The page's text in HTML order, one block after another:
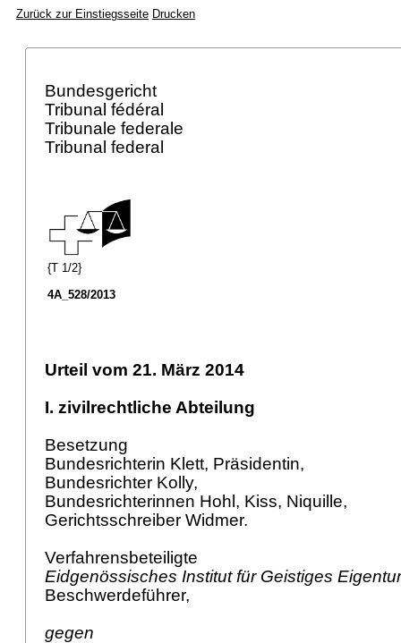
Zurück zur Einstiegsseite Drucken
Bundesgericht
Tribunal fédéral
Tribunale federale
Tribunal federal
{T 1/2}
4A_528/2013
Urteil vom 21. März 2014
I. zivilrechtliche Abteilung
Besetzung
Bundesrichterin Klett, Präsidentin,
Bundesrichter Kolly,
Bundesrichterinnen Hohl, Kiss, Niquille,
Gerichtsschreiber Widmer.
Verfahrensbeteiligte
Eidgenössisches Institut für Geistiges
Beschwerdeführer,
gegen